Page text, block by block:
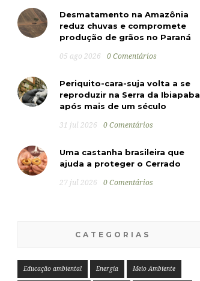
Desmatamento na Amazônia
reduz chuvas e compromete
produção de grãos no Paraná
05 ago 2026 0 Comentários
Periquito-cara-suja volta a se
reproduzir na Serra da Ibiapaba
após mais de um século
31 jul 2026 0 Comentários
Uma castanha brasileira que
ajuda a proteger o Cerrado
27 jul 2026 0 Comentários
CATEGORIAS
Educação ambiental Energia Meio Ambiente